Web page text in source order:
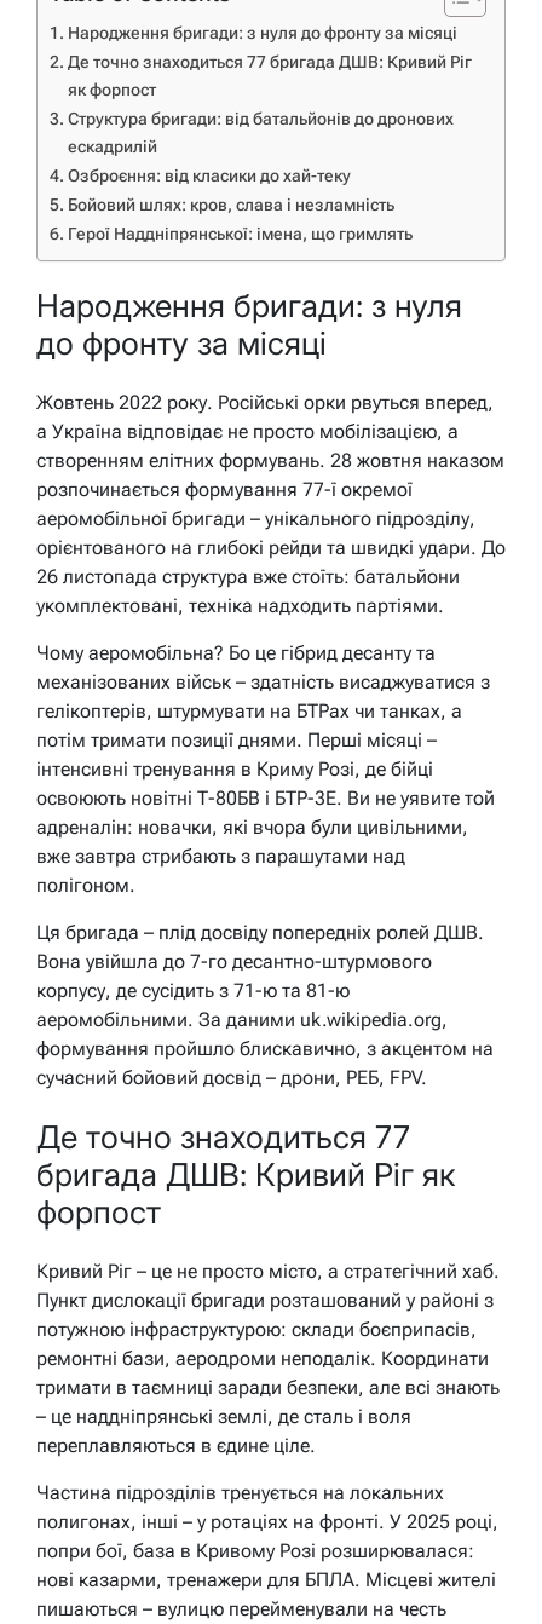
Народження бригади: з нуля до фронту за місяці
Де точно знаходиться 77 бригада ДШВ: Кривий Ріг
як форпост
Структура бригади: від батальйонів до дронових
ескадрилій
Озброєння: від класики до хай-теку
Бойовий шлях: кров, слава і незламність
Герої Наддніпрянської: імена, що гримлять
Народження бригади: з нуля
до фронту за місяці
Жовтень 2022 року. Російські орки рвуться вперед,
а Україна відповідає не просто мобілізацією, а
створенням елітних формувань. 28 жовтня наказом
розпочинається формування 77-ї окремої
аеромобільної бригади – унікального підрозділу,
орієнтованого на глибокі рейди та швидкі удари. До
26 листопада структура вже стоїть: батальйони
укомплектовані, техніка надходить партіями.
Чому аеромобільна? Бо це гібрид десанту та
механізованих військ – здатність висаджуватися з
гелікоптерів, штурмувати на БТРах чи танках, а
потім тримати позиції днями. Перші місяці –
інтенсивні тренування в Криму Розі, де бійці
освоюють новітні Т-80БВ і БТР-3Е. Ви не уявите той
адреналін: новачки, які вчора були цивільними,
вже завтра стрибають з парашутами над
полігоном.
Ця бригада – плід досвіду попередніх ролей ДШВ.
Вона увійшла до 7-го десантно-штурмового
корпусу, де сусідить з 71-ю та 81-ю
аеромобільними. За даними uk.wikipedia.org,
формування пройшло блискавично, з акцентом на
сучасний бойовий досвід – дрони, РЕБ, FPV.
Де точно знаходиться 77
бригада ДШВ: Кривий Ріг як
форпост
Кривий Ріг – це не просто місто, а стратегічний хаб.
Пункт дислокації бригади розташований у районі з
потужною інфраструктурою: склади боєприпасів,
ремонтні бази, аеродроми неподалік. Координати
тримати в таємниці заради безпеки, але всі знають
– це наддніпрянські землі, де сталь і воля
переплавляються в єдине ціле.
Частина підрозділів тренується на локальних
полигонах, інші – у ротаціях на фронті. У 2025 році,
попри бої, база в Кривому Розі розширювалася:
нові казарми, тренажери для БПЛА. Місцеві жителі
пишаються – вулицю перейменували на честь